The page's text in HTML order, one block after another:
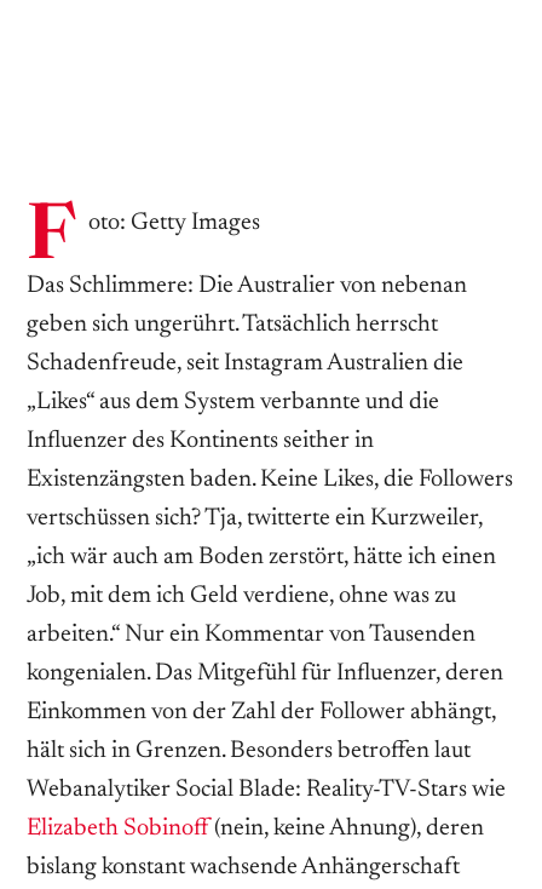
F oto: Getty Images
Das Schlimmere: Die Australier von nebenan
geben sich ungerührt. Tatsächlich herrscht
Schadenfreude, seit Instagram Australien die
„Likes“ aus dem System verbannte und die
Influenzer des Kontinents seither in
Existenzängsten baden. Keine Likes, die Followers
vertschüssen sich? Tja, twitterte ein Kurzweiler,
„ich wär auch am Boden zerstört, hätte ich einen
Job, mit dem ich Geld verdiene, ohne was zu
arbeiten.“ Nur ein Kommentar von Tausenden
kongenialen. Das Mitgefühl für Influenzer, deren
Einkommen von der Zahl der Follower abhängt,
hält sich in Grenzen. Besonders betroffen laut
Webanalytiker Social Blade: Reality-TV-Stars wie
Elizabeth Sobinoff (nein, keine Ahnung), deren
bislang konstant wachsende Anhängerschaft